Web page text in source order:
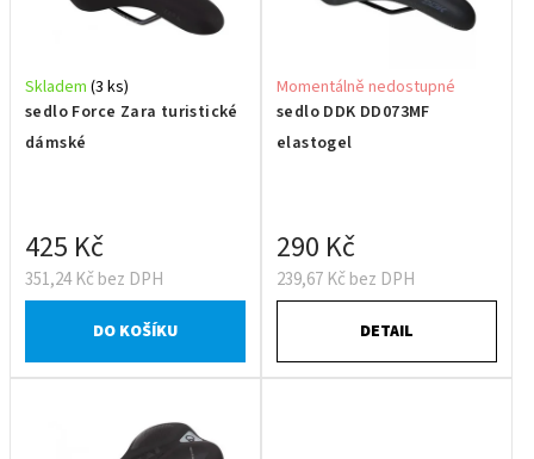
sedlo Force Zara turistické
dámské
Skladem (3 ks)
351,24 Kč bez DPH
425 Kč
DO KOŠÍKU
sedlo DDK DD073MF
elastogel
Momentálně nedostupné
239,67 Kč bez DPH
290 Kč
DETAIL